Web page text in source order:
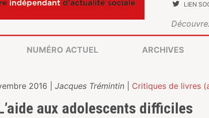
LIEN
NUMÉRO ACTUEL ARCHIVES
2016 | Jacques Trémintin Critiques de livres
aux adolescents difficiles